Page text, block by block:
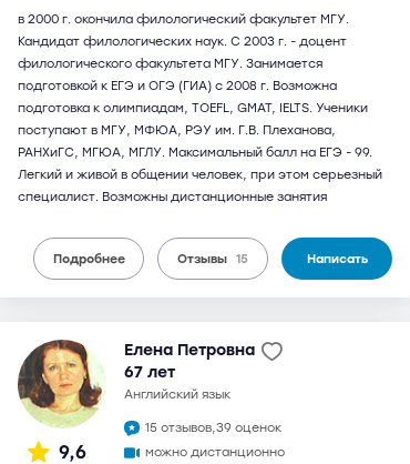
в 2000 г. окончила филологический факультет МГУ.
Кандидат филологических наук. С 2003 г. - доцент
филологического факультета МГУ. Занимается
подготовкой к ЕГЭ и ОГЭ (ГИА) с 2008 г. Возможна
подготовка к олимпиадам, TOEFL, GMAT, IELTS. Ученики
поступают в МГУ, МФЮА, РЭУ им. Г.В. Плеханова,
РАНХиГС, МГЮА, МГЛУ. Максимальный балл на ЕГЭ - 99.
Легкий и живой в общении человек, при этом серьезный
специалист. Возможны дистанционные занятия
Подробнее Отзывы 15 Написать
9,6
Елена Петровна
67 лет
английский язык
15 отзывов,39 оценок
можно дистанционно